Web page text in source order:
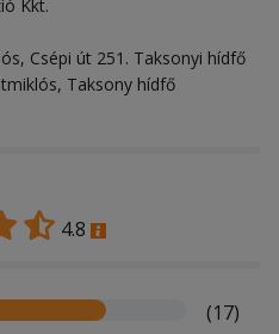
Kkt.
Csépi út 251. Taksonyi hídfő
Taksony hídfő
4.8
(17)